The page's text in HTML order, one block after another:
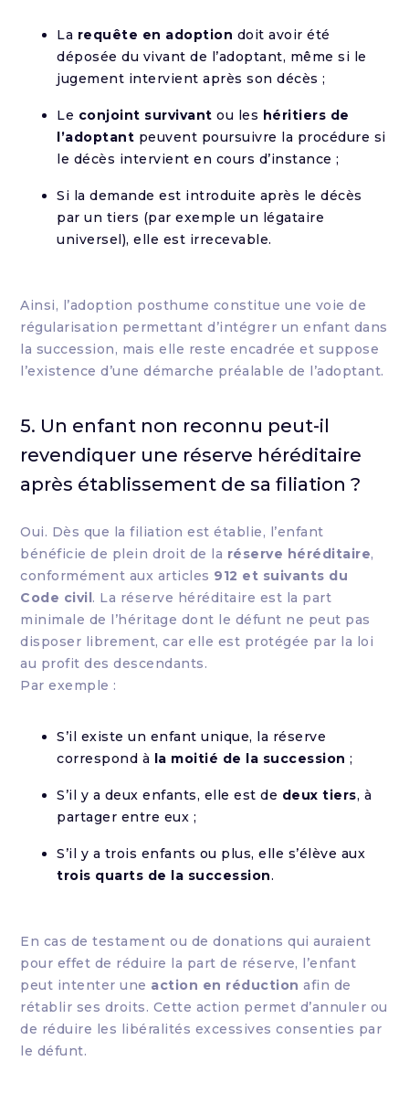
La requête en adoption doit avoir été
déposée du vivant de l’adoptant, même si le
jugement intervient après son décès ;
Le conjoint survivant ou les héritiers de
l’adoptant peuvent poursuivre la procédure si
le décès intervient en cours d’instance ;
Si la demande est introduite après le décès
par un tiers (par exemple un légataire
universel), elle est irrecevable.
Ainsi, l’adoption posthume constitue une voie de
régularisation permettant d’intégrer un enfant dans
la succession, mais elle reste encadrée et suppose
l’existence d’une démarche préalable de l’adoptant.
5. Un enfant non reconnu peut-il
revendiquer une réserve héréditaire
après établissement de sa filiation ?
Oui. Dès que la filiation est établie, l’enfant
bénéficie de plein droit de la réserve héréditaire,
conformément aux articles 912 et suivants du
Code civil. La réserve héréditaire est la part
minimale de l’héritage dont le défunt ne peut pas
disposer librement, car elle est protégée par la loi
au profit des descendants.
Par exemple :
S’il existe un enfant unique, la réserve
correspond à la moitié de la succession ;
S’il y a deux enfants, elle est de deux tiers, à
partager entre eux ;
S’il y a trois enfants ou plus, elle s’élève aux
trois quarts de la succession.
En cas de testament ou de donations qui auraient
pour effet de réduire la part de réserve, l’enfant
peut intenter une action en réduction afin de
rétablir ses droits. Cette action permet d’annuler ou
de réduire les libéralités excessives consenties par
le défunt.